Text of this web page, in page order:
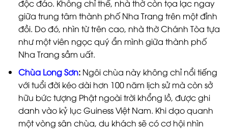
độc đáo. Không chỉ thế, nhà thờ còn tọa lạc ngay
giữa trung tâm thành phố Nha Trang trên một đỉnh
đồi. Do đó, nhìn từ trên cao, nhà thờ Chánh Tòa tựa
như một viên ngọc quý ẩn mình giữa thành phố
Nha Trang sầm uất.
Chùa Long Sơn:Ngôi chùa này không chỉ nổi tiếng
với tuổi đời kéo dài hơn 100 năm lịch sử mà còn sở
hữu bức tượng Phật ngoài trời khổng lồ, được ghi
danh vào kỷ lục Guiness Việt Nam. Khi dạo quanh
một vòng sân chùa, du khách sẽ có cơ hội nhìn